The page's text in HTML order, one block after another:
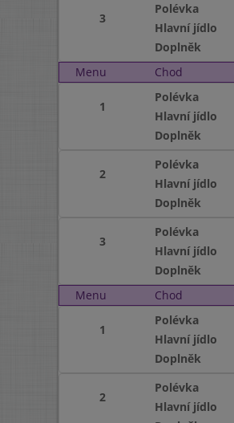
3
Polévka
Hlavní jídlo
Doplněk
Menu
Chod
1
Polévka
Hlavní jídlo
Doplněk
2
Polévka
Hlavní jídlo
Doplněk
3
Polévka
Hlavní jídlo
Doplněk
Menu
Chod
1
Polévka
Hlavní jídlo
Doplněk
2
Polévka
Hlavní jídlo